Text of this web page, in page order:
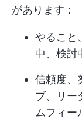
があります：
やること
中、検討
信頼度、
ブ、リー
ムフィー